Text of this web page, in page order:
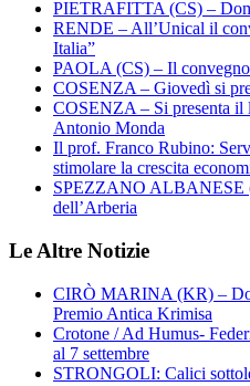
PIETRAFITTA (CS) –
RENDE – All’Unical il
Italia”
PAOLA (CS) – Il
COSENZA – Giovedì si
COSENZA – Si presenta
Antonio Monda
Il prof. Franco Rubino:
stimolare la crescita
SPEZZANO ALBANESE
dell’Arberia
Le Altre Notizie
CIRÒ MARINA (KR) –
Premio Antica Krimisa
Crotone / Ad Humus-
al 7 settembre
STRONGOLI: Calici